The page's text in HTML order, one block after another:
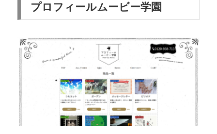
プロフィールムービー学園